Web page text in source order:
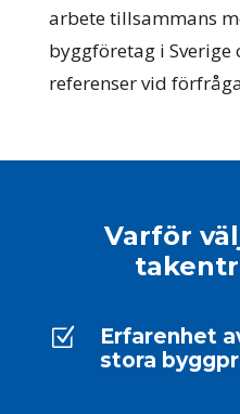
arbete tillsammans
byggföretag i Sverige
referenser vid
Varför
Z
Erfarenhet
stora